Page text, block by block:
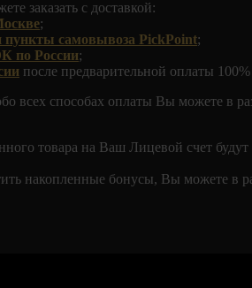
заказать с доставкой:
;
пункты самовывоза PickPoint;
по России;
после предварительной оплаты 100%
всех способах оплаты Вы можете в
товара на Ваш Лицевой счет
накопленные бонусы, Вы можете в